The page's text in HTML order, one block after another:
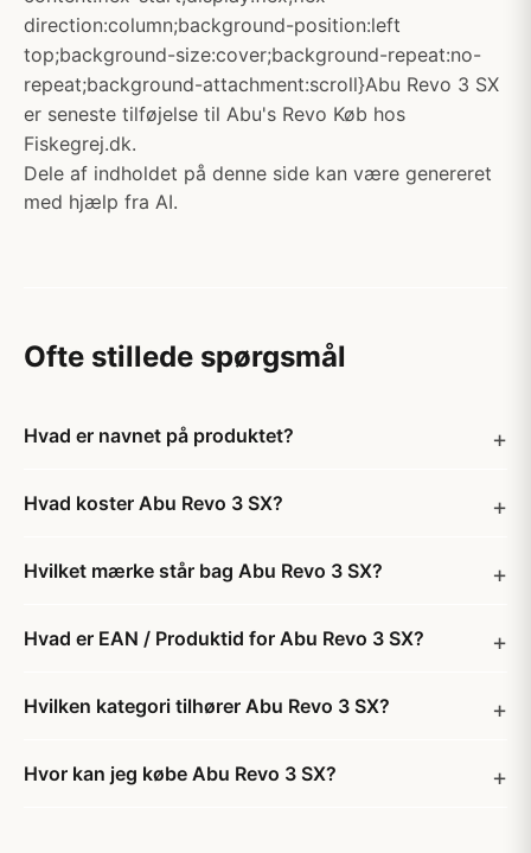
direction:column;background-position:left
top;background-size:cover;background-repeat:no-
repeat;background-attachment:scroll}Abu Revo 3 SX
er seneste tilføjelse til Abu's Revo Køb hos
Fiskegrej.dk.
Dele af indholdet på denne side kan være genereret
med hjælp fra AI.
Ofte stillede spørgsmål
Hvad er navnet på produktet?
Hvad koster Abu Revo 3 SX?
Hvilket mærke står bag Abu Revo 3 SX?
Hvad er EAN / Produktid for Abu Revo 3 SX?
Hvilken kategori tilhører Abu Revo 3 SX?
Hvor kan jeg købe Abu Revo 3 SX?